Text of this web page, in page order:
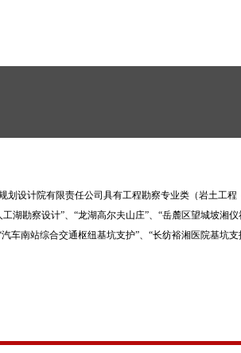
设计院有限责任公司具有工程勘察专业类（岩土工
湖勘察设计”、“龙湖高尔夫山庄”、“岳麓区望城坡湘
车南站综合交通枢纽基坑支护”、“长纺裕湘医院基坑支